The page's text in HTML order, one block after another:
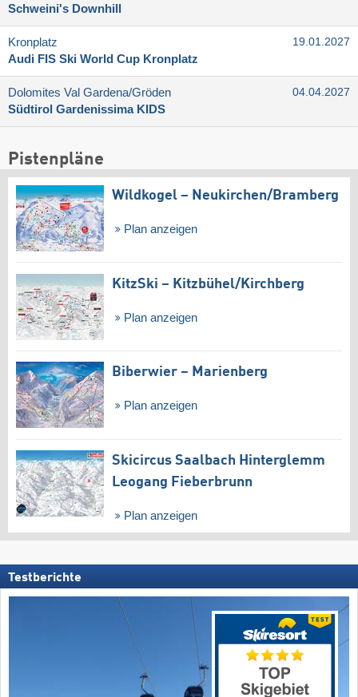
Schweini's Downhill
Kronplatz
Audi FIS Ski World Cup Kronplatz
19.01.2027
Dolomites Val Gardena/​Gröden
Südtirol Gardenissima KIDS
04.04.2027
Pistenpläne
Wildkogel – Neukirchen/​Bramberg
Plan anzeigen
KitzSki – Kitzbühel/​Kirchberg
Plan anzeigen
Biberwier – Marienberg
Plan anzeigen
Skicircus Saalbach Hinterglemm
Leogang Fieberbrunn
Plan anzeigen
Testberichte